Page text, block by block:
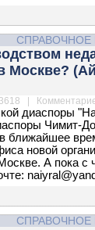
Москве?
|
диаспоры
Чимит-
ближайшее
новой
А пока